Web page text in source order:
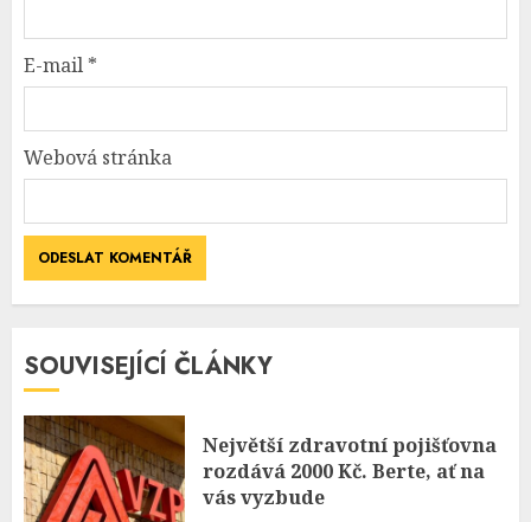
E-mail *
Webová stránka
SOUVISEJÍCÍ ČLÁNKY
Největší zdravotní pojišťovna
rozdává 2000 Kč. Berte, ať na
vás vyzbude